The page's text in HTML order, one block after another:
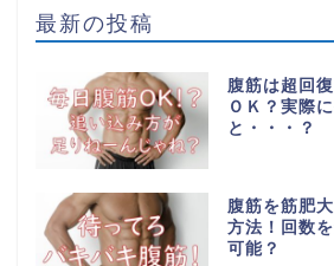
最新の投稿
腹筋は超回
ＯＫ？実際
と・・・？
腹筋を筋肥
方法！回数
可能？